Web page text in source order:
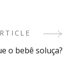
o bebê soluça?